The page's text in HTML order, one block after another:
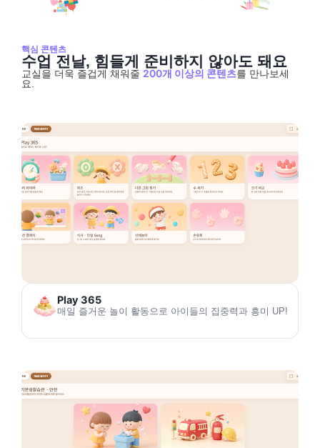
핵심 콘텐츠
수업 전날, 힘들게 준비하지 않아도 돼요
교실을 더욱 즐겁게 채워줄 200개 이상의 콘텐츠를 만나보세
요.
Play 365
매일 즐거운 놀이 활동으로 아이들의 집중력과 흥미 UP!